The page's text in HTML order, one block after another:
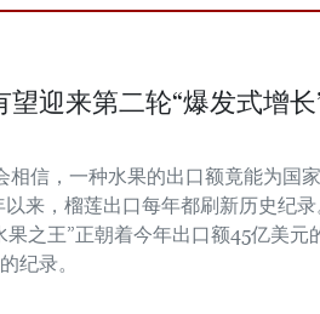
望迎来第二轮“爆发式增长
相信，一种水果的出口额竟能为国
来，榴莲出口每年都刷新历史纪
果之王”正朝着今年出口额45亿美元
纪录。